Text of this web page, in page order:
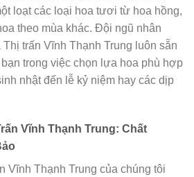
loạt các loại hoa tươi từ hoa hồng,
theo mùa khác. Đội ngũ nhân
trấn Vĩnh Thạnh Trung luôn sẵn
trong việc chọn lựa hoa phù hợp
nhật đến lễ kỷ niệm hay các dịp
Vĩnh Thạnh Trung: Chất
Vĩnh Thạnh Trung của chúng tôi